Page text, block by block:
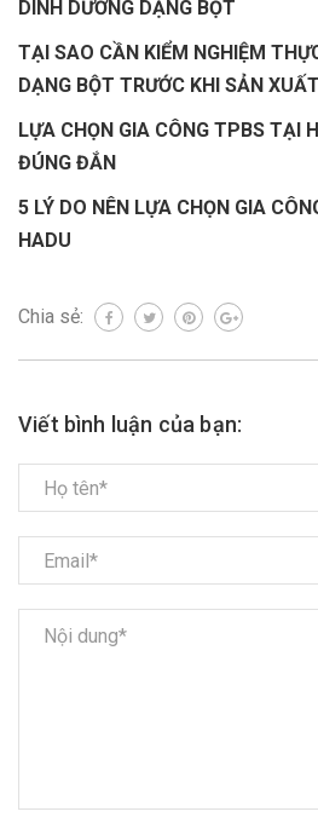
DINH DƯỠNG DẠNG BỘT
TẠI SAO CẦN KIỂM NGHIỆM
DẠNG BỘT TRƯỚC KHI SẢN
LỰA CHỌN GIA CÔNG TPBS TẠI
ĐÚNG ĐẮN
5 LÝ DO NÊN LỰA CHỌN GIA
HADU
Chia sẻ:
Viết bình luận của bạn: